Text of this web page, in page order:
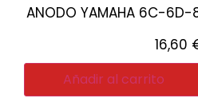
ANODO YAMAHA 6C-
16,60
Añadir al carrito